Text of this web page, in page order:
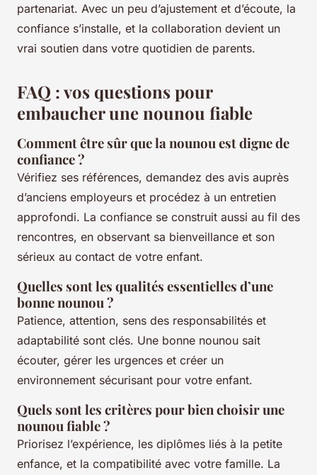
partenariat. Avec un peu d’ajustement et d’écoute, la
confiance s’installe, et la collaboration devient un
vrai soutien dans votre quotidien de parents.
FAQ : vos questions pour
embaucher une nounou fiable
Comment être sûr que la nounou est digne de
confiance ?
Vérifiez ses références, demandez des avis auprès
d’anciens employeurs et procédez à un entretien
approfondi. La confiance se construit aussi au fil des
rencontres, en observant sa bienveillance et son
sérieux au contact de votre enfant.
Quelles sont les qualités essentielles d’une
bonne nounou ?
Patience, attention, sens des responsabilités et
adaptabilité sont clés. Une bonne nounou sait
écouter, gérer les urgences et créer un
environnement sécurisant pour votre enfant.
Quels sont les critères pour bien choisir une
nounou fiable ?
Priorisez l’expérience, les diplômes liés à la petite
enfance, et la compatibilité avec votre famille. La